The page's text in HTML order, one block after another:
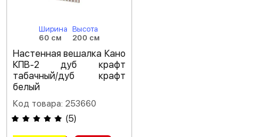
Ширина
60 см
Высота
200 см
Настенная вешалка Кано
КПВ-2 дуб крафт
табачный/дуб крафт
белый
Код товара: 253660
(5)